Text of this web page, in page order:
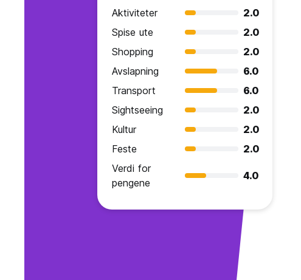
Aktiviteter
2.0
Spise ute
2.0
Shopping
2.0
Avslapning
6.0
Transport
6.0
Sightseeing
2.0
Kultur
2.0
Feste
2.0
Verdi for
pengene
4.0